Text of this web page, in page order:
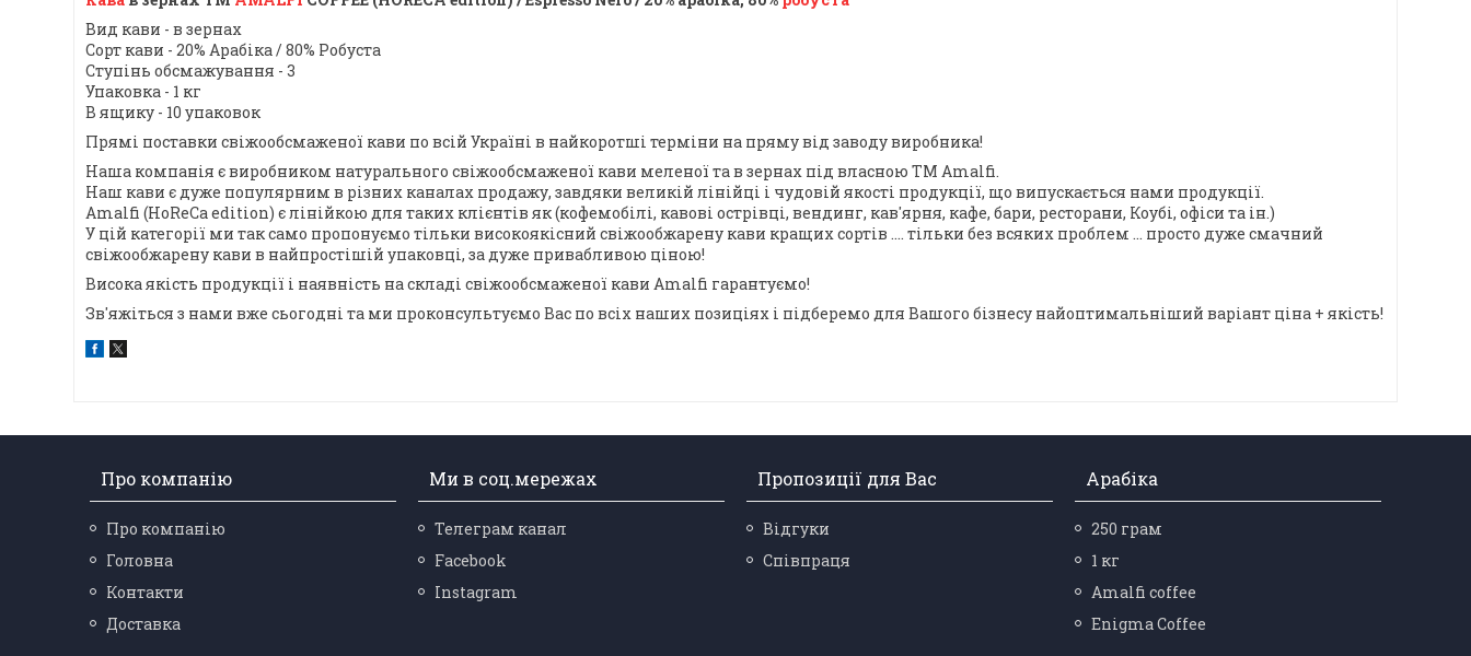
Вид кави - в зернах
Сорт кави - 20% Арабіка / 80% Робуста
Ступінь обсмажування - 3
Упаковка - 1 кг
В ящику - 10 упаковок
Прямі поставки свіжообсмаженої кави по всій Україні в найкоротші терміни на пряму від заводу виробника!
Наша компанія є виробником натурального свіжообсмаженої кави меленої та в зернах під власною ТМ Amalfi.
Наш кави є дуже популярним в різних каналах продажу, завдяки великій лінійці і чудовій якості продукції, що випускається нами продукції.
Amalfi (HoReCa edition) є лінійкою для таких клієнтів як (кофемобілі, кавові острівці, вендинг, кав'ярня, кафе, бари, ресторани, Коубі, офіси та ін.)
У цій категорії ми так само пропонуємо тільки високоякісний свіжообжарену кави кращих сортів .... тільки без всяких проблем ... просто дуже смачний
свіжообжарену кави в найпростішій упаковці, за дуже привабливою ціною!
Висока якість продукції і наявність на складі свіжообсмаженої кави Amalfi гарантуємо!
Зв'яжіться з нами вже сьогодні та ми проконсультуємо Вас по всіх наших позиціях і підберемо для Вашого бізнесу найоптимальніший варіант ціна + якість!
Про компанію
Про компанію
Головна
Контакти
Доставка
Ми в соц.мережах
Телеграм канал
Facebook
Instagram
Пропозиції для Вас
Відгуки
Співпраця
Арабіка
250 грам
1 кг
Amalfi coffee
Enigma Coffee